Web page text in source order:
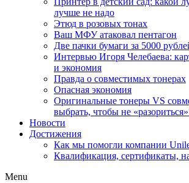
лучше не надо
Этюд в розовых тонах
Ваш МФУ атаковал пентагон
Две пачки бумаги за 5000
Интервью Игоря Челебаева:
и экономия
Правда о совместимых тонерах
Опасная экономия
Оригинальные тонеры VS
выбрать, чтобы не
Новости
Достижения
Как мы помогли компании
Квалификация, сертификаты,
Menu